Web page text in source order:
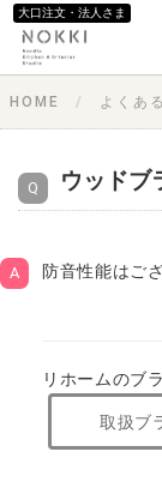
大口注文・法人さま
HOME よくあ
ウッドブ
防音性能はご
リホームのブ
取扱ブ